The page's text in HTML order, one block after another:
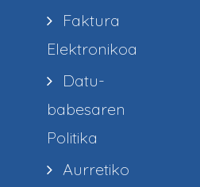
Faktura
Elektronikoa
Datu-
babesaren
Politika
Aurretiko